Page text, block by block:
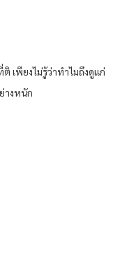
เพียงไม่รู้ว่าทำไมถึงดูแก่
างหนัก